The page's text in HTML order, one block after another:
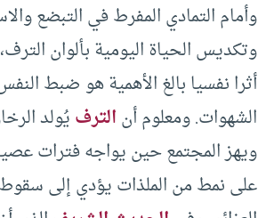
وأمام التمادي المفرط في التبضع
وتكديس الحياة اليومية بألوان
أثرا نفسيا بالغ الأهمية هو ضبط
الشهوات. ومعلوم أنالترفيُولد
ويهز المجتمع حين يواجه فترات
على نمط من الملذات يؤدي إلى